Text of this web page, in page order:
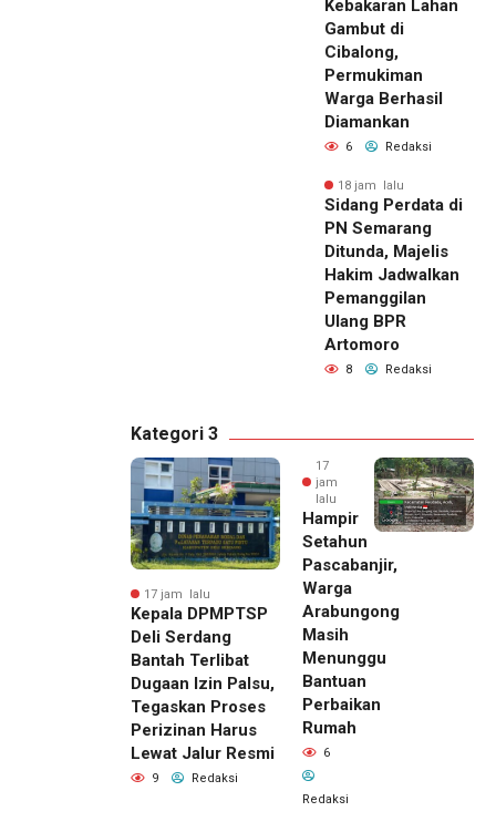
Kebakaran Lahan
Gambut di
Cibalong,
Permukiman
Warga Berhasil
Diamankan
6 Redaksi
18 jam lalu
Sidang Perdata di
PN Semarang
Ditunda, Majelis
Hakim Jadwalkan
Pemanggilan
Ulang BPR
Artomoro
8 Redaksi
Kategori 3
17 jam lalu
Kepala DPMPTSP
Deli Serdang
Bantah Terlibat
Dugaan Izin Palsu,
Tegaskan Proses
Perizinan Harus
Lewat Jalur Resmi
9 Redaksi
17
jam
lalu
Hampir
Setahun
Pascabanjir,
Warga
Arabungong
Masih
Menunggu
Bantuan
Perbaikan
Rumah
6
Redaksi